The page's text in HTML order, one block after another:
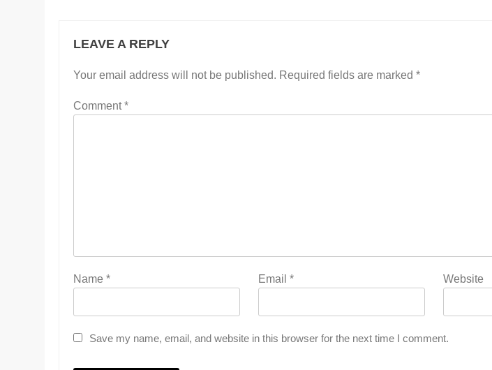
LEAVE A REPLY
Your email address will not be published. Required fields are marked *
Comment*
Name * Email* Website
Save my name, email, and website in this browser for the next time I comment.